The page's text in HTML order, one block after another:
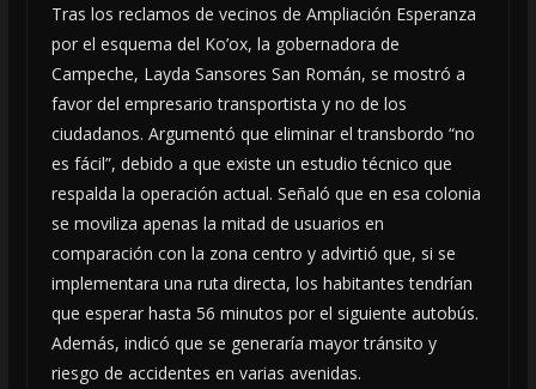
Tras los reclamos de vecinos de Ampliación Esperanza
por el esquema del Ko’ox, la gobernadora de
Campeche, Layda Sansores San Román, se mostró a
favor del empresario transportista y no de los
ciudadanos. Argumentó que eliminar el transbordo “no
es fácil”, debido a que existe un estudio técnico que
respalda la operación actual. Señaló que en esa colonia
se moviliza apenas la mitad de usuarios en
comparación con la zona centro y advirtió que, si se
implementara una ruta directa, los habitantes tendrían
que esperar hasta 56 minutos por el siguiente autobús.
Además, indicó que se generaría mayor tránsito y
riesgo de accidentes en varias avenidas.